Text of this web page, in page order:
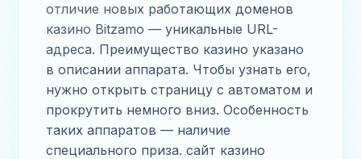
отличие новых работающих доменов
казино Bitzamo — уникальные URL-
адреса. Преимущество казино указано
в описании аппарата. Чтобы узнать его,
нужно открыть страницу с автоматом и
прокрутить немного вниз. Особенность
таких аппаратов — наличие
специального приза. сайт казино